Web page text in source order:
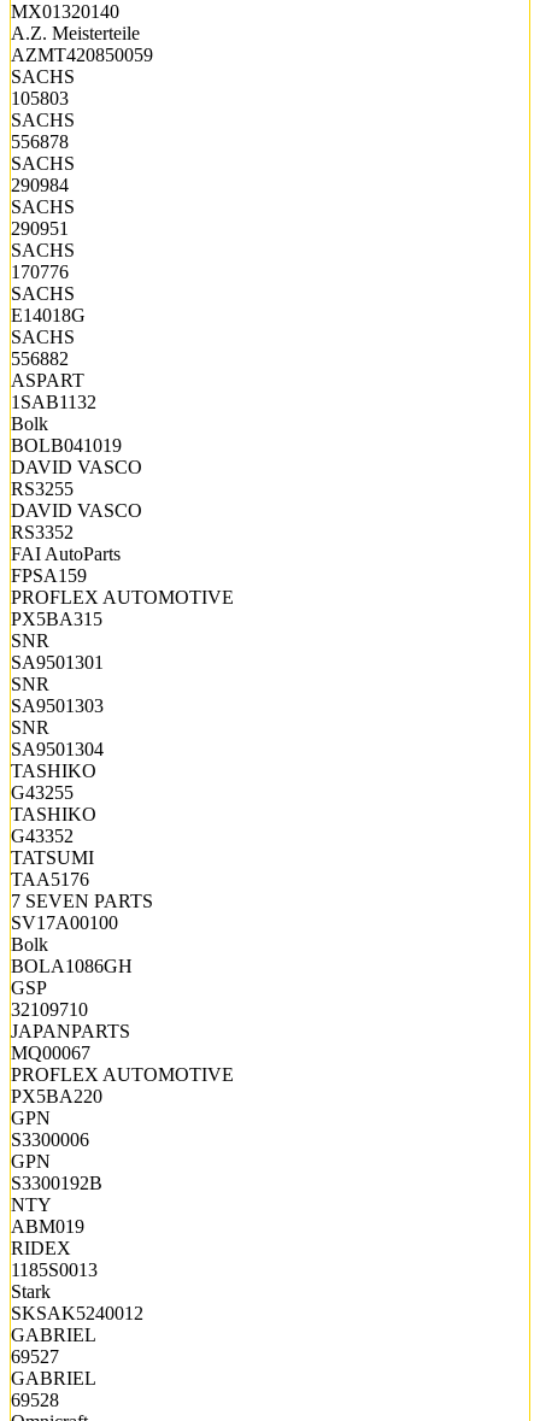
MX01320140
A.Z. Meisterteile
AZMT420850059
SACHS
105803
SACHS
556878
SACHS
290984
SACHS
290951
SACHS
170776
SACHS
E14018G
SACHS
556882
ASPART
1SAB1132
Bolk
BOLB041019
DAVID VASCO
RS3255
DAVID VASCO
RS3352
FAI AutoParts
FPSA159
PROFLEX AUTOMOTIVE
PX5BA315
SNR
SA9501301
SNR
SA9501303
SNR
SA9501304
TASHIKO
G43255
TASHIKO
G43352
TATSUMI
TAA5176
7 SEVEN PARTS
SV17A00100
Bolk
BOLA1086GH
GSP
32109710
JAPANPARTS
MQ00067
PROFLEX AUTOMOTIVE
PX5BA220
GPN
S3300006
GPN
S3300192B
NTY
ABM019
RIDEX
1185S0013
Stark
SKSAK5240012
GABRIEL
69527
GABRIEL
69528